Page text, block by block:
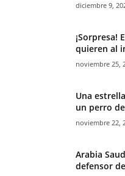
diciembre 9,
¡Sorpresa!
quieren al
noviembre 25,
Una
un perro
noviembre 22,
Arabia
defensor